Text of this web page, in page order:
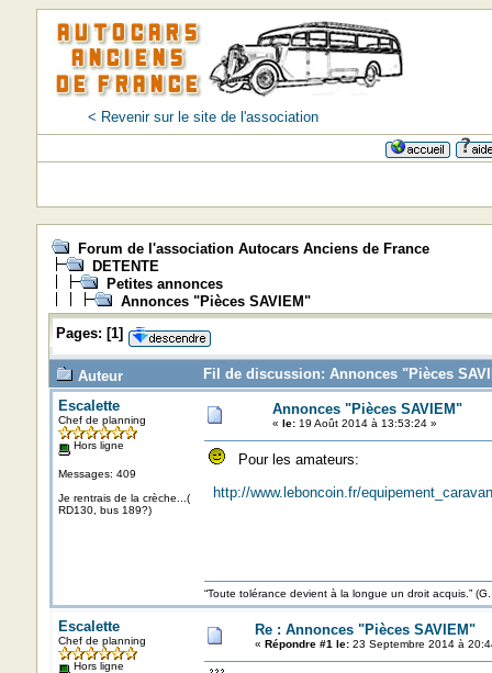
< Revenir sur le site de l'association
Forum de l'association Autocars Anciens de France
DETENTE
Petites annonces
Annonces "Pièces SAVIEM"
Pages: [1]
Auteur
Fil de discussion: Annonces "Pièces
Escalette
Chef de planning
Hors ligne
Messages: 409
Je rentrais de la crèche...(
RD130, bus 189?)
Annonces "Pièces SAVIEM"
« le:19 Août 2014 à 13:53:24 »
Pour les amateurs:
http://www.leboncoin.fr/
“Toute tolérance devient à la longue un droit acquis.”
Escalette
Chef de planning
Hors ligne
Re : Annonces "Pièces SAVIEM"
« Répondre #1 le:23 Septembre 2014 à